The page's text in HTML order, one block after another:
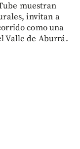
muestran
invitan a
como una
Valle de Aburrá.